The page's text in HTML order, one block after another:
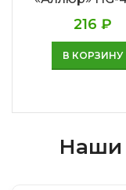
216₽
В КОРЗИНУ
Наши